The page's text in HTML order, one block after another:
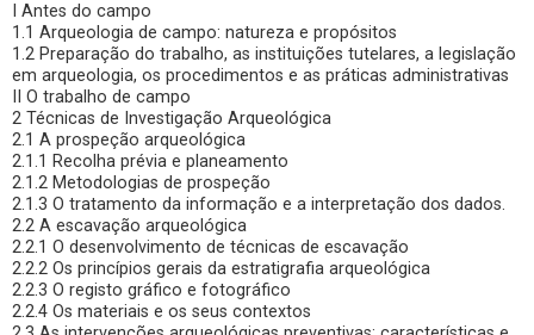
I Antes do campo
1.1 Arqueologia de campo: natureza e propósitos
1.2 Preparação do trabalho, as instituições tutelares, a legislação
em arqueologia, os procedimentos e as práticas administrativas
II O trabalho de campo
2 Técnicas de Investigação Arqueológica
2.1 A prospeção arqueológica
2.1.1 Recolha prévia e planeamento
2.1.2 Metodologias de prospeção
2.1.3 O tratamento da informação e a interpretação dos dados.
2.2 A escavação arqueológica
2.2.1 O desenvolvimento de técnicas de escavação
2.2.2 Os princípios gerais da estratigrafia arqueológica
2.2.3 O registo gráfico e fotográfico
2.2.4 Os materiais e os seus contextos